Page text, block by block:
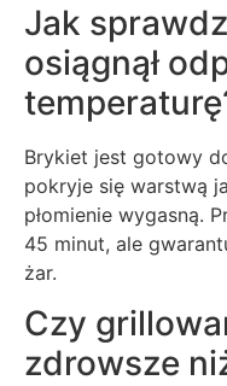
Jak
osiągnął
Brykiet jest gotowy
pokryje się warstwą
płomienie wygasną.
45 minut, ale
żar.
Czy
zdrowsze